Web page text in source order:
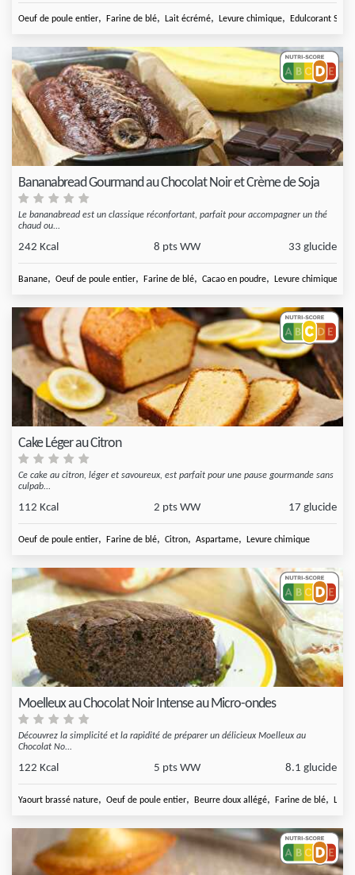
Oeuf de poule entier, Farine de blé, Lait écrémé, Levure chimique, Edulcorant
Bananabread Gourmand au Chocolat Noir et Crème de Soja
Le bananabread est un classique réconfortant, parfait pour accompagner un thé
chaud ou...
242 Kcal 8 pts WW 33 glucide
Banane, Oeuf de poule entier, Farine de blé, Cacao en poudre, Levure chimique
Cake Léger au Citron
Ce cake au citron, léger et savoureux, est parfait pour une pause gourmande sans
culpab...
112 Kcal 2 pts WW 17 glucide
Oeuf de poule entier, Farine de blé, Citron, Aspartame, Levure chimique
Moelleux au Chocolat Noir Intense au Micro-ondes
Découvrez la simplicité et la rapidité de préparer un délicieux Moelleux au
Chocolat No...
122 Kcal 5 pts WW 8.1 glucide
Yaourt brassé nature, Oeuf de poule entier, Beurre doux allégé, Farine de blé,